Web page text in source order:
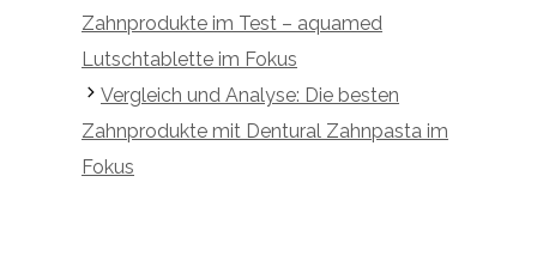
Zahnprodukte im Test – aquamed
Lutschtablette im Fokus
Vergleich und Analyse: Die besten
Zahnprodukte mit Dentural Zahnpasta im
Fokus